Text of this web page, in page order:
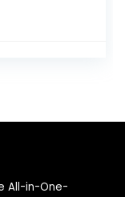
All-in-One-